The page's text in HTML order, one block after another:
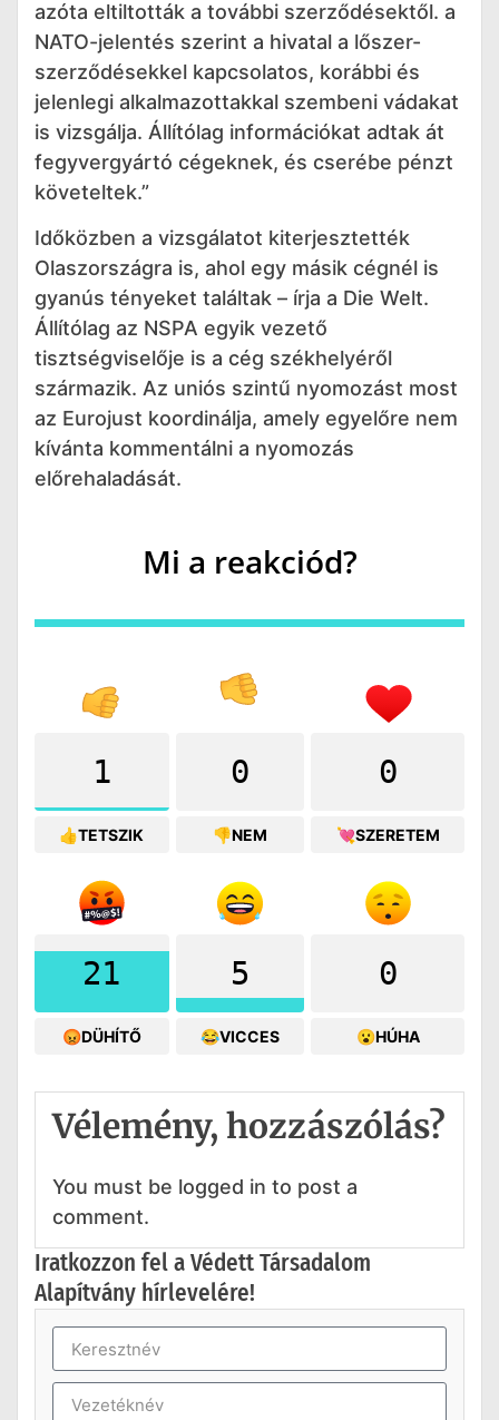
azóta eltiltották a további szerződésektől. a
NATO-jelentés szerint a hivatal a lőszer-
szerződésekkel kapcsolatos, korábbi és
jelenlegi alkalmazottakkal szembeni vádakat
is vizsgálja. Állítólag információkat adtak át
fegyvergyártó cégeknek, és cserébe pénzt
követeltek.”
Időközben a vizsgálatot kiterjesztették
Olaszországra is, ahol egy másik cégnél is
gyanús tényeket találtak – írja a Die Welt.
Állítólag az NSPA egyik vezető
tisztségviselője is a cég székhelyéről
származik. Az uniós szintű nyomozást most
az Eurojust koordinálja, amely egyelőre nem
kívánta kommentálni a nyomozás
előrehaladását.
Mi a reakciód?
1
👍TETSZIK
0
👎NEM
0
💘SZERETEM
21
😡DÜHÍTŐ
5
😂VICCES
0
😮HÚHA
Vélemény, hozzászólás?
You must be logged in to post a
comment.
Iratkozzon fel a Védett Társadalom
Alapítvány hírlevelére!